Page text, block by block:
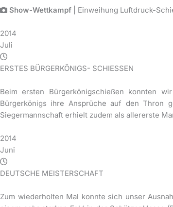
Show-Wettkampf | Einweihung Luftdruck-
2014
Juli
ERSTES BÜRGERKÖNIGS- SCHIESSEN
Beim ersten Bürgerkönigschießen konnten
Bürgerkönigs ihre Ansprüche auf den Thron
Siegermannschaft erhielt zudem als allererste
2014
Juni
DEUTSCHE MEISTERSCHAFT
Zum wiederholten Mal konnte sich unser